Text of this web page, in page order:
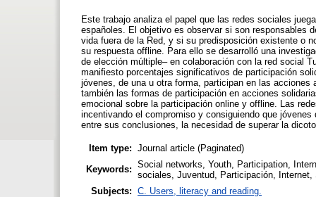
Este trabajo analiza el papel que las redes sociales
españoles. El objetivo es observar si son responsables
vida fuera de la Red, y si su predisposición existente o
su respuesta offline. Para ello se desarrolló una
de elección múltiple– en colaboración con la red social
manifiesto porcentajes significativos de participación
jóvenes, de una u otra forma, participan en las
también las formas de participación en acciones
emocional sobre la participación online y offline. Las
incentivando el compromiso y consiguiendo que
entre sus conclusiones, la necesidad de superar la
Item type: Journal article (Paginated)
Keywords: Social networks, Youth, Participation,
sociales, Juventud, Participación,
Subjects: C. Users, literacy and reading.